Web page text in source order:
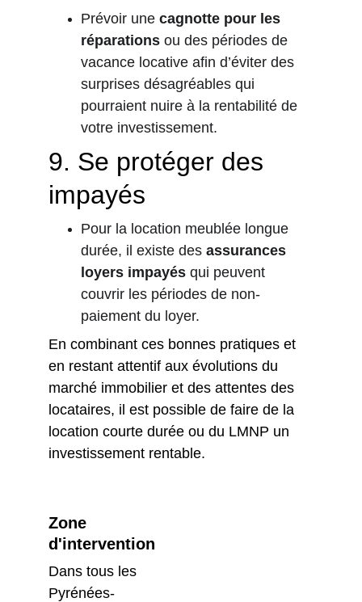
Prévoir une cagnotte pour les
réparations ou des périodes de
vacance locative afin d’éviter des
surprises désagréables qui
pourraient nuire à la rentabilité de
votre investissement.
9. Se protéger des
impayés
Pour la location meublée longue
durée, il existe des assurances
loyers impayés qui peuvent
couvrir les périodes de non-
paiement du loyer.
En combinant ces bonnes pratiques et
en restant attentif aux évolutions du
marché immobilier et des attentes des
locataires, il est possible de faire de la
location courte durée ou du LMNP un
investissement rentable.
Zone
d'intervention
Dans tous les
Pyrénées-